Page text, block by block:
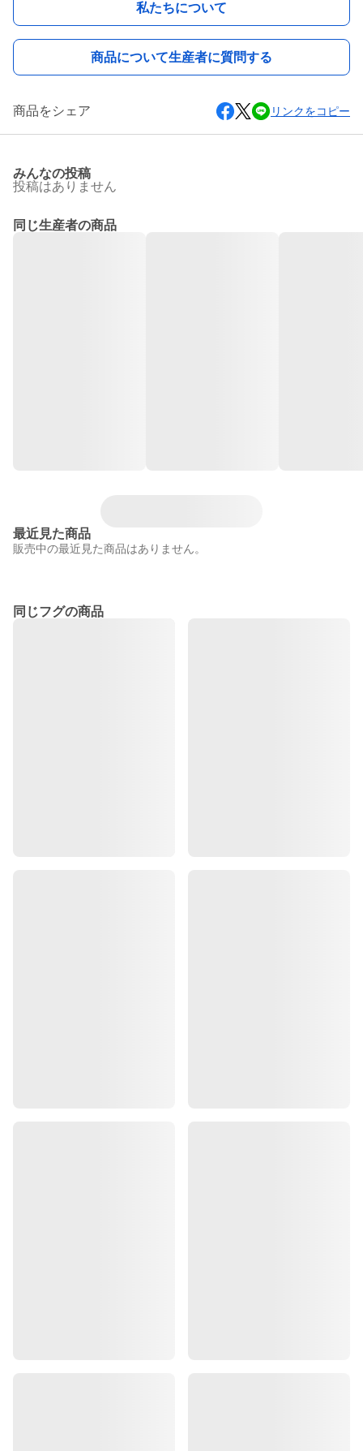
私たちについて
商品について生産者に質問する
商品をシェア リンクをコピー
みんなの投稿
投稿はありません
同じ生産者の商品
最近見た商品
販売中の最近見た商品はありません。
同じフグの商品